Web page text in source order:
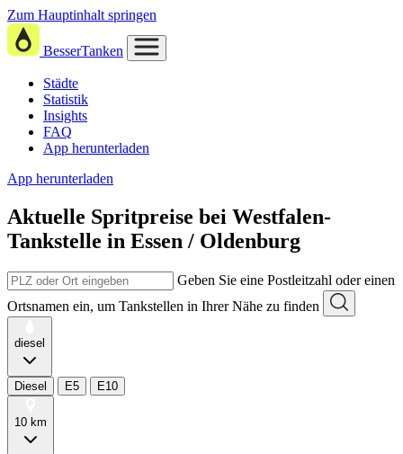
Zum Hauptinhalt springen
BesserTanken
Städte
Statistik
Insights
FAQ
App herunterladen
App herunterladen
Aktuelle Spritpreise bei Westfalen-
Tankstelle in Essen / Oldenburg
Geben Sie eine Postleitzahl oder einen
Ortsnamen ein, um Tankstellen in Ihrer Nähe zu finden
diesel
Diesel E5 E10
10 km